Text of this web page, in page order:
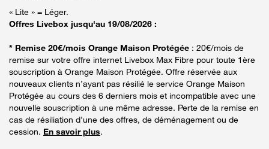
« Lite » = Léger.
Offres Livebox jusqu'au 19/08/2026 :
* Remise 20€/mois Orange Maison Protégée : 20€/mois de
remise sur votre offre internet Livebox Max Fibre pour toute 1ère
souscription à Orange Maison Protégée. Offre réservée aux
nouveaux clients n’ayant pas résilié le service Orange Maison
Protégée au cours des 6 derniers mois et incompatible avec une
nouvelle souscription à une même adresse. Perte de la remise en
cas de résiliation d’une des offres, de déménagement ou de
cession. En savoir plus.